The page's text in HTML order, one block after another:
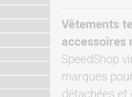
Vêtements
accessoires
SpeedShop
marques
détachées et